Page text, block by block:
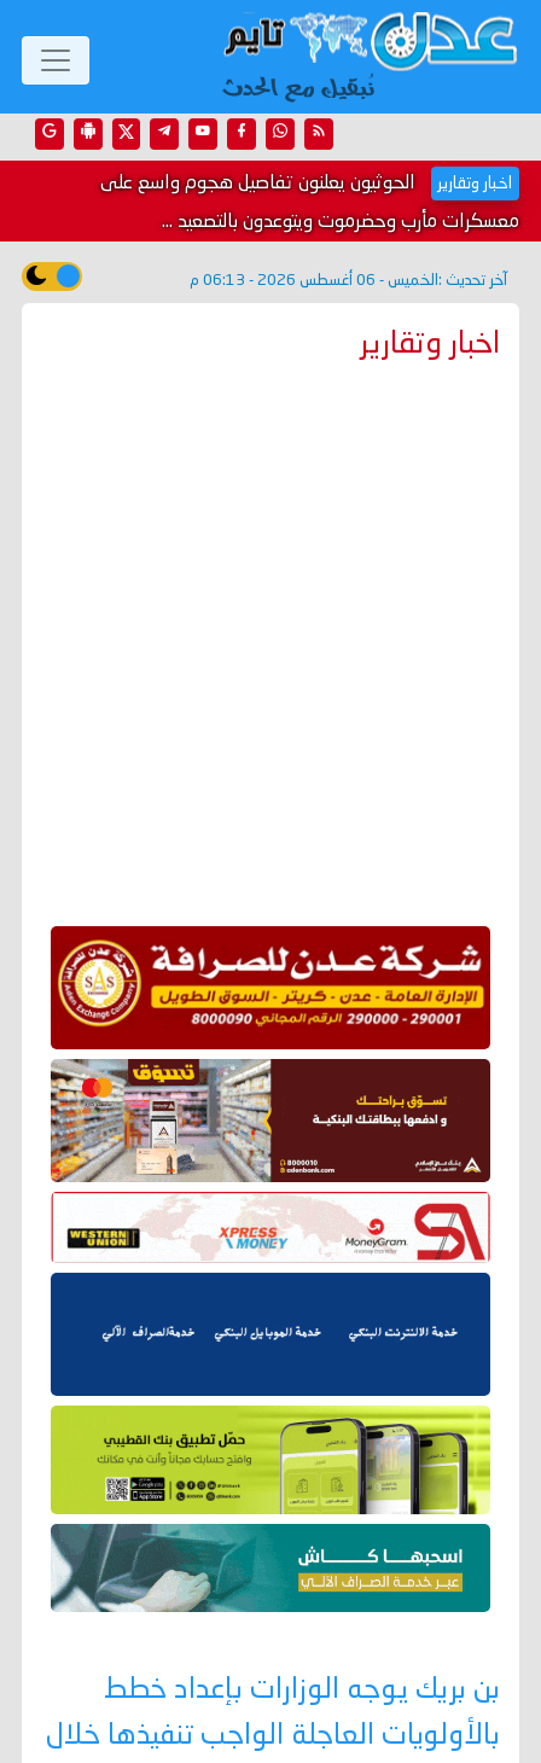
اخبار وتقارير الحوثيون يعلنون تفاصيل هجوم واسع على
معسكرات مأرب وحضرموت ويتوعدون بالتصعيد ...
آخر تحديث : الخميس - 06 أغسطس 2026 - 06:13 م
اخبار وتقارير
بن بريك يوجه الوزارات بإعداد خطط
بالأولويات العاجلة الواجب تنفيذها خلال